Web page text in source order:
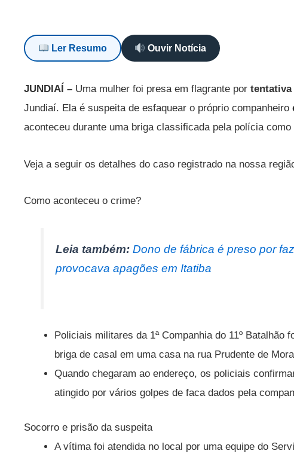
Ler Resumo Ouvir Notícia
JUNDIAÍ – Uma mulher foi presa em flagrante por
Jundiaí. Ela é suspeita de esfaquear o próprio companheiro
aconteceu durante uma briga classificada pela polícia como
Veja a seguir os detalhes do caso registrado na nossa
Como aconteceu o crime?
Leia também: Dono de fábrica é preso por
provocava apagões em Itatiba
Policiais militares da 1ª Companhia do 11º Batalhão
briga de casal em uma casa na rua Prudente de
Quando chegaram ao endereço, os policiais
atingido por vários golpes de faca dados pela
Socorro e prisão da suspeita
A vítima foi atendida no local por uma equipe do